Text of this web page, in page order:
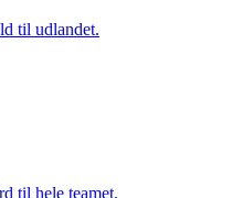
til udlandet.
til hele teamet.